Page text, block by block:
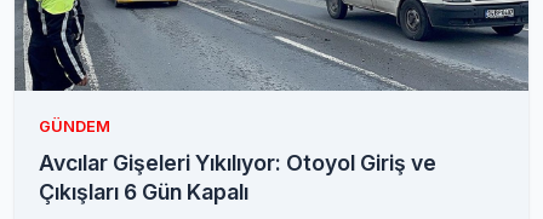
GÜNDEM
Avcılar Gişeleri Yıkılıyor: Otoyol Giriş ve
Çıkışları 6 Gün Kapalı